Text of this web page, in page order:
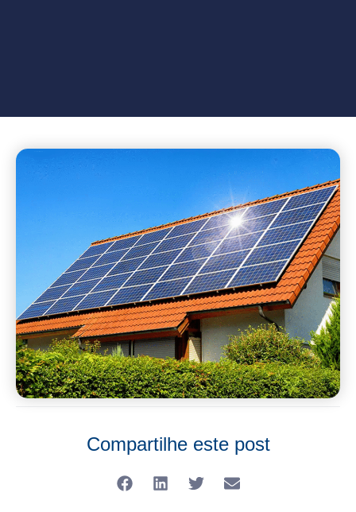
Compartilhe este post